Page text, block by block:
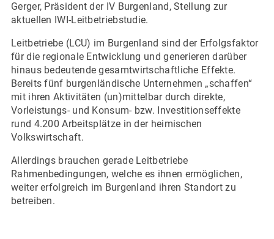
Gerger, Präsident der IV Burgenland, Stellung zur
aktuellen IWI-Leitbetriebstudie.
Leitbetriebe (LCU) im Burgenland sind der Erfolgsfaktor
für die regionale Entwicklung und generieren darüber
hinaus bedeutende gesamtwirtschaftliche Effekte.
Bereits fünf burgenländische Unternehmen „schaffen“
mit ihren Aktivitäten (un)mittelbar durch direkte,
Vorleistungs- und Konsum- bzw. Inves­ti­tions­effekte
rund 4.200 Arbeitsplätze in der heimischen
Volkswirtschaft.
Allerdings brauchen gerade Leitbetriebe
Rahmenbedingungen, welche es ihnen ermöglichen,
weiter erfolgreich im Burgenland ihren Standort zu
betreiben.